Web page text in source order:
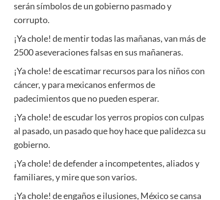
serán símbolos de un gobierno pasmado y
corrupto.
¡Ya chole! de mentir todas las mañanas, van más de
2500 aseveraciones falsas en sus mañaneras.
¡Ya chole! de escatimar recursos para los niños con
cáncer, y para mexicanos enfermos de
padecimientos que no pueden esperar.
¡Ya chole! de escudar los yerros propios con culpas
al pasado, un pasado que hoy hace que palidezca su
gobierno.
¡Ya chole! de defender a incompetentes, aliados y
familiares, y mire que son varios.
¡Ya chole! de engaños e ilusiones, México se cansa